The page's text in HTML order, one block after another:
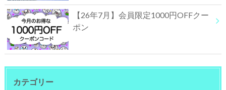
【26年7月】会員限定1000円OFFクー
ポン
カテゴリー